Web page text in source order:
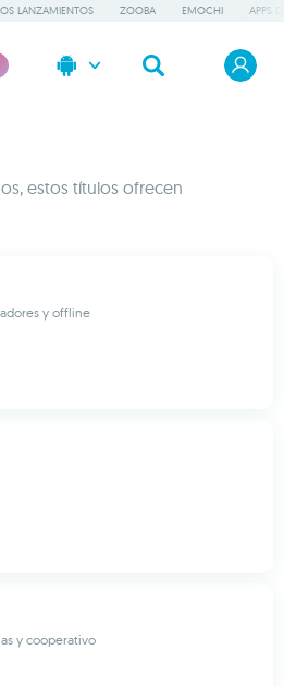
LANZAMIENTOS ZOOBA EMOCHI APPS
estos títulos ofrecen
y offline
y cooperativo